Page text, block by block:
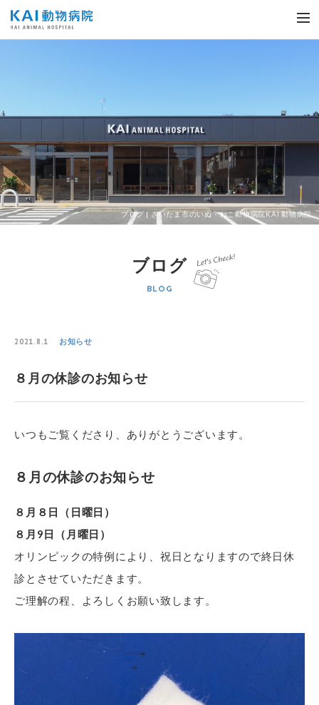
ブログ | さいたま市のいぬ・ねこ動物病院KAI 動物病院
ブログ
BLOG
2021.8.1 お知らせ
８月の休診のお知らせ
いつもご覧くださり、ありがとうございます。
８月の休診のお知らせ
８月８日（日曜日）
８月9日（月曜日）
オリンピックの特例により、祝日となりますので終日休
診とさせていただきます。
ご理解の程、よろしくお願い致します。